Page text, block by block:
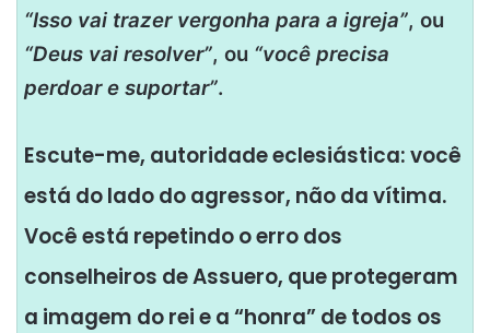
“Isso vai trazer vergonha para a igreja”, ou
“Deus vai resolver”, ou “você precisa
perdoar e suportar”.
Escute-me, autoridade eclesiástica: você
está do lado do agressor, não da vítima.
Você está repetindo o erro dos
conselheiros de Assuero, que protegeram
a imagem do rei e a “honra” de todos os